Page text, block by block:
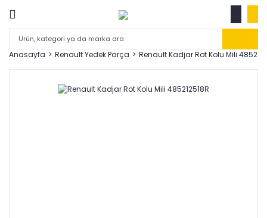
Anasayfa Renault Yedek Parça Renault Kadjar Rot Kolu Mili